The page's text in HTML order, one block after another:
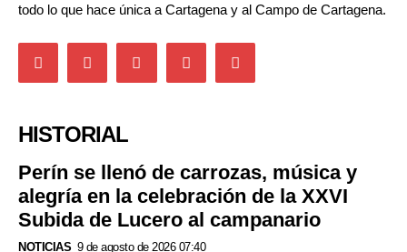
todo lo que hace única a Cartagena y al Campo de Cartagena.
HISTORIAL
Perín se llenó de carrozas, música y
alegría en la celebración de la XXVI
Subida de Lucero al campanario
NOTICIAS 9 de agosto de 2026 07:40